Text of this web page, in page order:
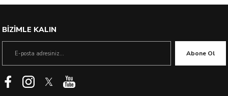
BİZİMLE KALIN
Abone Ol